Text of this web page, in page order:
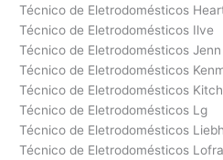
Técnico de Eletrodomésticos
Técnico de Eletrodomésticos Ilve
Técnico de Eletrodomésticos
Técnico de Eletrodomésticos
Técnico de Eletrodomésticos
Técnico de Eletrodomésticos Lg
Técnico de Eletrodomésticos
Técnico de Eletrodomésticos Lofra